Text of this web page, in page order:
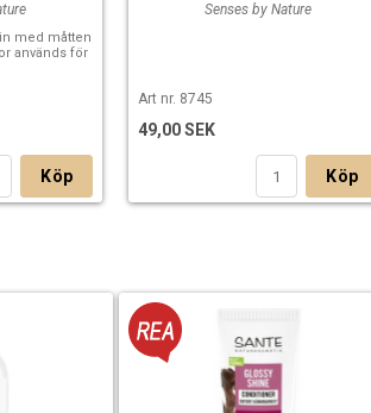
med måtten
används för
Köp
Senses by Nature
Art nr. 8745
49,00 SEK
Köp